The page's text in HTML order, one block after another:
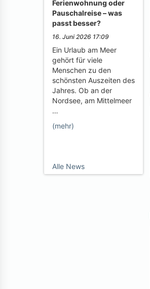
Ferienwohnung oder
Pauschalreise – was
passt besser?
16. Juni 2026 17:09
Ein Urlaub am Meer
gehört für viele
Menschen zu den
schönsten Auszeiten des
Jahres. Ob an der
Nordsee, am Mittelmeer
…
(mehr)
Alle News